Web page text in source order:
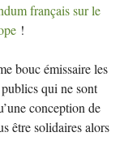
français sur le
!
bouc émissaire les
qui ne sont
conception de
être solidaires alors